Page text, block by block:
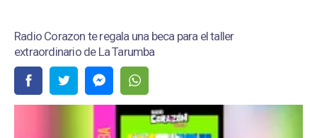
Radio Corazon te regala una beca para el taller
extraordinario de La Tarumba